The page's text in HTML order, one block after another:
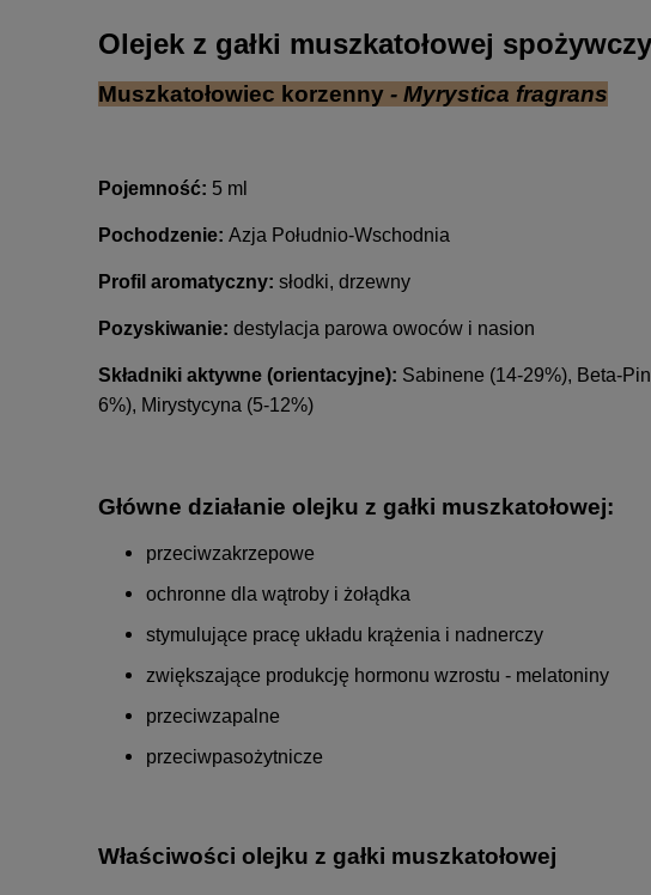
Olejek z gałki muszkatołowej spożywczy
Muszkatołowiec korzenny - Myrystica fragrans
Pojemność: 5 ml
Pochodzenie: Azja Południo-Wschodnia
Profil aromatyczny: słodki, drzewny
Pozyskiwanie: destylacja parowa owoców i nasion
Składniki aktywne (orientacyjne): Sabinene (14-29%), Beta-
6%), Mirystycyna (5-12%)
Główne działanie olejku z gałki muszkatołowej:
przeciwzakrzepowe
ochronne dla wątroby i żołądka
stymulujące pracę układu krążenia i nadnerczy
zwiększające produkcję hormonu wzrostu - melatoniny
przeciwzapalne
przeciwpasożytnicze
Właściwości olejku z gałki muszkatołowej